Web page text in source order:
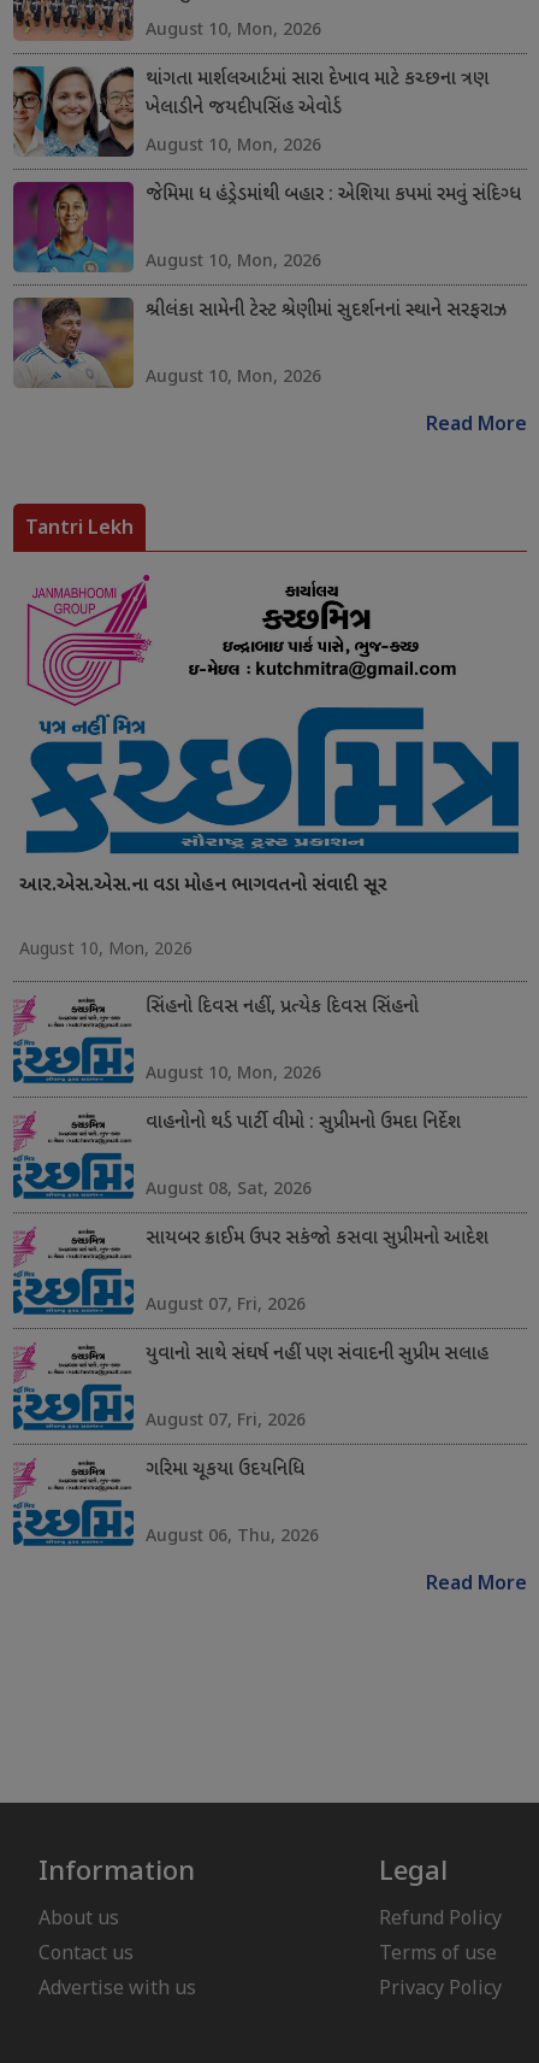
August 10, Mon, 2026
થાંગતા માર્શલઆર્ટમાં સારા દેખાવ માટે કચ્છના ત્રણ
ખેલાડીને જયદીપસિંહ એવોર્ડ
August 10, Mon, 2026
જેમિમા ધ હંડ્રેડમાંથી બહાર : એશિયા કપમાં રમવું સંદિગ્ધ
August 10, Mon, 2026
શ્રીલંકા સામેની ટેસ્ટ શ્રેણીમાં સુદર્શનનાં સ્થાને સરફરાઝ
August 10, Mon, 2026
Read More
Tantri Lekh
આર.એસ.એસ.ના વડા મોહન ભાગવતનો સંવાદી સૂર
August 10, Mon, 2026
સિંહનો દિવસ નહીં, પ્રત્યેક દિવસ સિંહનો
August 10, Mon, 2026
વાહનોનો થર્ડ પાર્ટી વીમો : સુપ્રીમનો ઉમદા નિર્દેશ
August 08, Sat, 2026
સાયબર ક્રાઈમ ઉપર સકંજો કસવા સુપ્રીમનો આદેશ
August 07, Fri, 2026
યુવાનો સાથે સંઘર્ષ નહીં પણ સંવાદની સુપ્રીમ સલાહ
August 07, Fri, 2026
ગરિમા ચૂકયા ઉદયનિધિ
August 06, Thu, 2026
Read More
Information
About us
Contact us
Advertise with us
Legal
Refund Policy
Terms of use
Privacy Policy